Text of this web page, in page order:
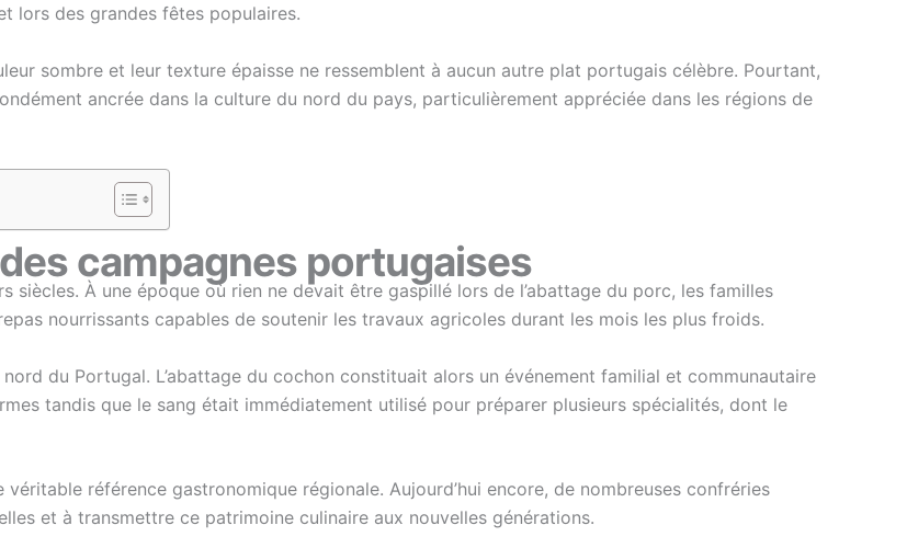
lors des grandes fêtes populaires.
sombre et leur texture épaisse ne ressemblent à aucun autre plat portugais célèbre. Pourtant,
ancrée dans la culture du nord du pays, particulièrement appréciée dans les régions de
campagnes portugaises
siècles. À une époque où rien ne devait être gaspillé lors de l’abattage du porc, les familles
nourrissants capables de soutenir les travaux agricoles durant les mois les plus froids.
du Portugal. L’abattage du cochon constituait alors un événement familial et communautaire
tandis que le sang était immédiatement utilisé pour préparer plusieurs spécialités, dont le
référence gastronomique régionale. Aujourd’hui encore, de nombreuses confréries
et à transmettre ce patrimoine culinaire aux nouvelles générations.